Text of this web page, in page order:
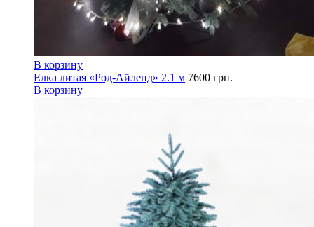
В корзину
Елка литая «Род-Айленд» 2.1 м 7600 грн.
В корзину